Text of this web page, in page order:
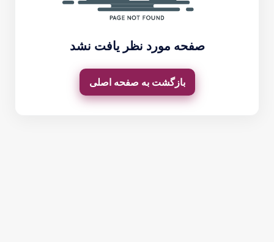
صفحه مورد نظر یافت نشد
بازگشت به صفحه اصلی